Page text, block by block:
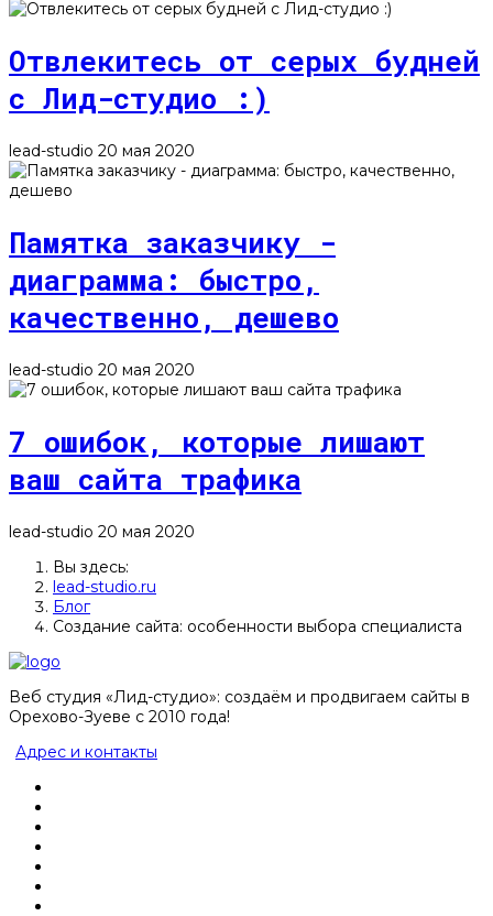
Отвлекитесь от серых будней
с Лид-студио :)
lead-studio 20 мая 2020
Памятка заказчику -
диаграмма: быстро,
качественно, дешево
lead-studio 20 мая 2020
7 ошибок, которые лишают
ваш сайта трафика
lead-studio 20 мая 2020
Вы здесь:
lead-studio.ru
Блог
Создание сайта: особенности выбора специалиста
Веб студия «Лид-студио»: создаём и продвигаем сайты в
Орехово-Зуеве с 2010 года!
Адрес и контакты